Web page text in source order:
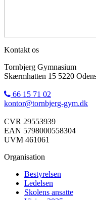
Kontakt os
Tornbjerg Gymnasium
Skærmhatten 15 5220
66 15 71 02
kontor@tornbjerg-gym.dk
CVR 29553939
EAN 5798000558304
UVM 461061
Organisation
Bestyrelsen
Ledelsen
Skolens ansatte